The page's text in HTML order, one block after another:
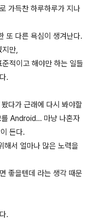
가득찬 하루하루가 지나
또 다른 욕심이 생겨난다.
지만,
적이고 해야만 하는 일들
.
다가 근래에 다시 봐야할
Android... 마냥 나혼자
든다.
해서 얼마나 많은 노력을
좋을텐데 라는 생각 때문
.